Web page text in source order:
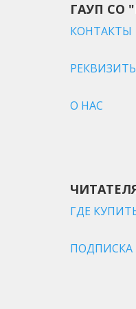
ГАУП СО
КОНТАКТЫ
О НАС
ГДЕ
ПОДПИСКА